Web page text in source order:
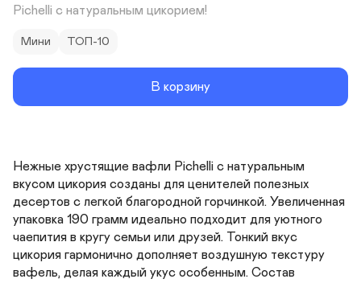
Pichelli с натуральным цикорием!
Мини ТОП-10
В корзину
Нежные хрустящие вафли Pichelli с натуральным
вкусом цикория созданы для ценителей полезных
десертов с легкой благородной горчинкой. Увеличенная
упаковка 190 грамм идеально подходит для уютного
чаепития в кругу семьи или друзей. Тонкий вкус
цикория гармонично дополняет воздушную текстуру
вафель, делая каждый укус особенным. Состав